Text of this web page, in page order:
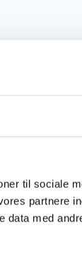
til sociale
partnere
data med